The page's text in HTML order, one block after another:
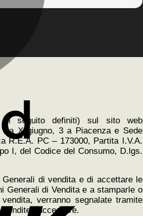
in seguito definiti) sul sito web
X giugno, 3 a Piacenza e Sede
R.E.A. PC – 173000, Partita I.V.A.
I, del Codice del Consumo, D.lgs.
di vendita e di accettare le
Generali di Vendita e a stamparle o
verranno segnalate tramite
vendite successive.